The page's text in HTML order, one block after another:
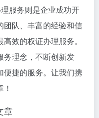
服务则是企业成功开
团队、丰富的经验和信
效的权证办理服务。
务理念，不断创新发
便捷的服务。让我们携
章